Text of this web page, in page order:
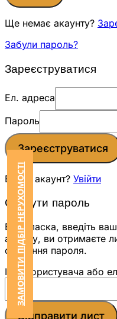
ЗАМОВИТИ ПІДБІР НЕРУХОМОСТІ
Ще немає акаунту?
Забули пароль?
Зареєструватися
Ел. адреса
Пароль
Зареєструватися
Вже є акаунт? Увійти
Скинути пароль
Будь ласка, введіть
адресу, ви отримаєте
скидання пароля.
Ім'я користувача або
Відправити лист